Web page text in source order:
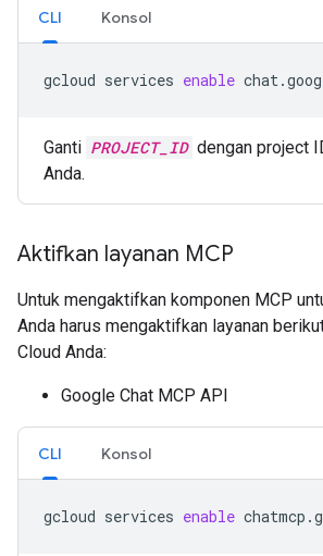
CLI Konsol
gcloud services enable
Ganti PROJECT_ID dengan project
Anda.
Aktifkan layanan MCP
Untuk mengaktifkan komponen MCP
Anda harus mengaktifkan layanan
Cloud Anda:
Google Chat MCP API
CLI Konsol
gcloud services enable